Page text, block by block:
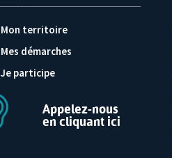
Mon territoire
Mes démarches
Je participe
Appelez-nous
en cliquant ici